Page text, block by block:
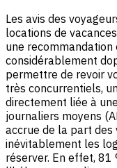
Les avis des
locations de
une
considérablement
permettre de revoir
très concurrentiels,
directement liée à
journaliers moyens
accrue de la part des
inévitablement les
réserver. En effet, 81